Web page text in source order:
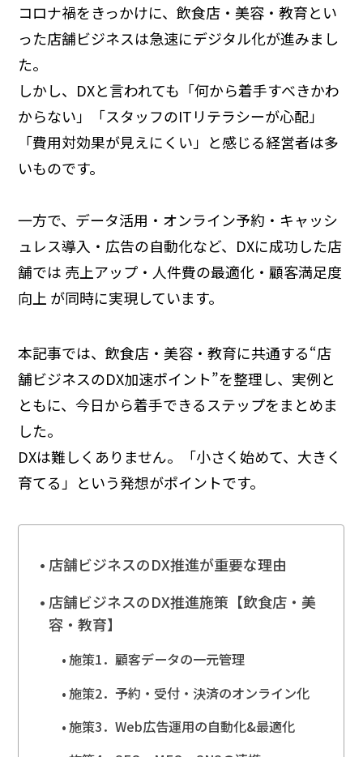
コロナ禍をきっかけに、飲食店・美容・教育とい
った店舗ビジネスは急速にデジタル化が進みまし
た。
しかし、DXと言われても「何から着手すべきかわ
からない」「スタッフのITリテラシーが心配」
「費用対効果が見えにくい」と感じる経営者は多
いものです。
一方で、データ活用・オンライン予約・キャッシ
ュレス導入・広告の自動化など、DXに成功した店
舗では 売上アップ・人件費の最適化・顧客満足度
向上 が同時に実現しています。
本記事では、飲食店・美容・教育に共通する“店
舗ビジネスのDX加速ポイント”を整理し、実例と
ともに、今日から着手できるステップをまとめま
した。
DXは難しくありません。「小さく始めて、大きく
育てる」という発想がポイントです。
店舗ビジネスのDX推進が重要な理由
店舗ビジネスのDX推進施策【飲食店・美
容・教育】
施策1．顧客データの一元管理
施策2．予約・受付・決済のオンライン化
施策3．Web広告運用の自動化&最適化